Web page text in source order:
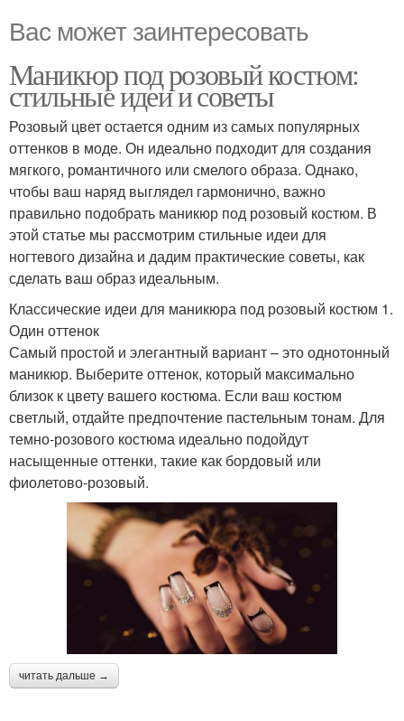
Вас может заинтересовать
Маникюр под розовый костюм:
стильные идеи и советы
Розовый цвет остается одним из самых популярных
оттенков в моде. Он идеально подходит для создания
мягкого, романтичного или смелого образа. Однако,
чтобы ваш наряд выглядел гармонично, важно
правильно подобрать маникюр под розовый костюм. В
этой статье мы рассмотрим стильные идеи для
ногтевого дизайна и дадим практические советы, как
сделать ваш образ идеальным.
Классические идеи для маникюра под розовый костюм 1.
Один оттенок
Самый простой и элегантный вариант – это однотонный
маникюр. Выберите оттенок, который максимально
близок к цвету вашего костюма. Если ваш костюм
светлый, отдайте предпочтение пастельным тонам. Для
темно-розового костюма идеально подойдут
насыщенные оттенки, такие как бордовый или
фиолетово-розовый.
читать дальше →